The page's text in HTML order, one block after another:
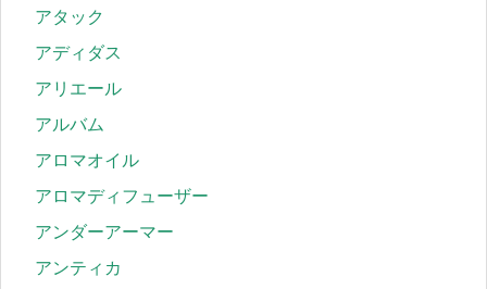
アタック
アディダス
アリエール
アルバム
アロマオイル
アロマディフューザー
アンダーアーマー
アンティカ